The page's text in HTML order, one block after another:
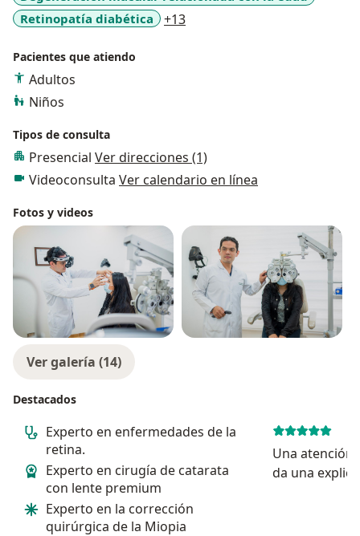
Retinopatía diabética
+13a11y_sr_more_diseases
Pacientes que atiendo
Adultos
Niños
Tipos de consulta
Presencial Ver direcciones (1)
Videoconsulta Ver calendario en línea
Fotos y videos
Ver galería (14)
Destacados
Experto en enfermedades de la
retina.
Experto en cirugía de catarata
con lente premium
Experto en la corrección
quirúrgica de la Miopia
Una atención
da una